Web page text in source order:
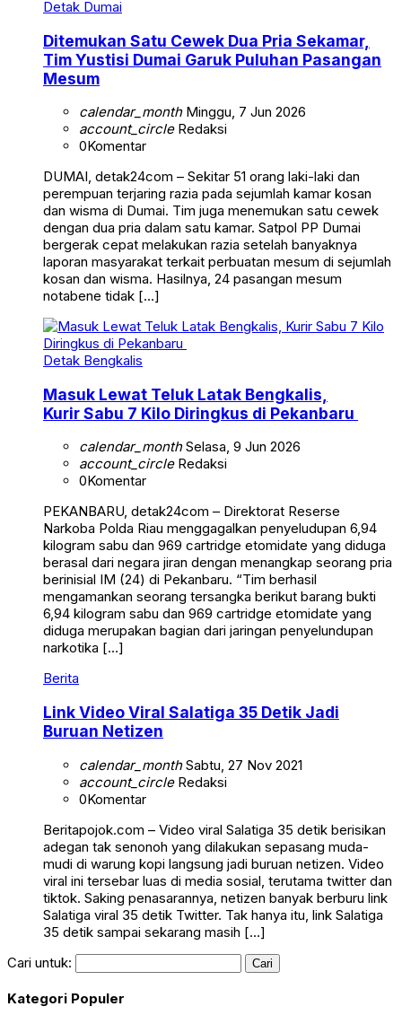
Detak Dumai
Ditemukan Satu Cewek Dua Pria Sekamar,
Tim Yustisi Dumai Garuk Puluhan Pasangan
Mesum
calendar_monthMinggu, 7 Jun 2026
account_circleRedaksi
0Komentar
DUMAI, detak24com – Sekitar 51 orang laki-laki dan
perempuan terjaring razia pada sejumlah kamar kosan
dan wisma di Dumai. Tim juga menemukan satu cewek
dengan dua pria dalam satu kamar. Satpol PP Dumai
bergerak cepat melakukan razia setelah banyaknya
laporan masyarakat terkait perbuatan mesum di sejumlah
kosan dan wisma. Hasilnya, 24 pasangan mesum
notabene tidak […]
Detak Bengkalis
Masuk Lewat Teluk Latak Bengkalis,
Kurir Sabu 7 Kilo Diringkus di Pekanbaru
calendar_monthSelasa, 9 Jun 2026
account_circleRedaksi
0Komentar
PEKANBARU, detak24com – Direktorat Reserse
Narkoba Polda Riau menggagalkan penyeludupan 6,94
kilogram sabu dan 969 cartridge etomidate yang diduga
berasal dari negara jiran dengan menangkap seorang pria
berinisial IM (24) di Pekanbaru. “Tim berhasil
mengamankan seorang tersangka berikut barang bukti
6,94 kilogram sabu dan 969 cartridge etomidate yang
diduga merupakan bagian dari jaringan penyelundupan
narkotika […]
Berita
Link Video Viral Salatiga 35 Detik Jadi
Buruan Netizen
calendar_monthSabtu, 27 Nov 2021
account_circleRedaksi
0Komentar
Beritapojok.com – Video viral Salatiga 35 detik berisikan
adegan tak senonoh yang dilakukan sepasang muda-
mudi di warung kopi langsung jadi buruan netizen. Video
viral ini tersebar luas di media sosial, terutama twitter dan
tiktok. Saking penasarannya, netizen banyak berburu link
Salatiga viral 35 detik Twitter. Tak hanya itu, link Salatiga
35 detik sampai sekarang masih […]
Cari untuk:
Kategori Populer